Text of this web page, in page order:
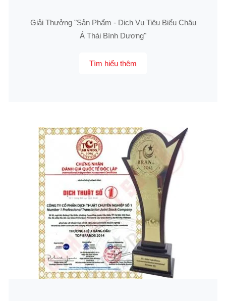
Giải Thưởng "Sản Phẩm - Dịch Vụ Tiêu Biểu Châu
Á Thái Bình Dương"
Tìm hiểu thêm